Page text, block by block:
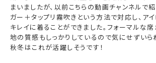
・家庭洗濯推奨～ウオッシャブルウール
本来ウールは水洗いをすると縮んだり風合
しまうことがあるので水洗いは基本厳禁です。
しかしREDA ACTIVEはREDA独自の防縮
仕様表
まいましたが、以前こちらの動画チャンネルで
ガー＋タップリ霧吹きという方法で対応し、ア
キレイに着ることができました。フォーマルな
地の質感もしっかりしているので気にせずいら
秋冬はこれが活躍しそうです！